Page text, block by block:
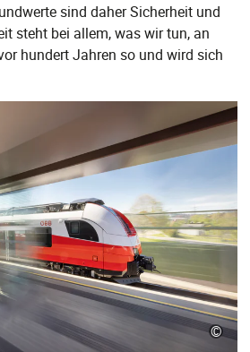
sind daher Sicherheit und
steht bei allem, was wir tun, an
hundert Jahren so und wird sich
©